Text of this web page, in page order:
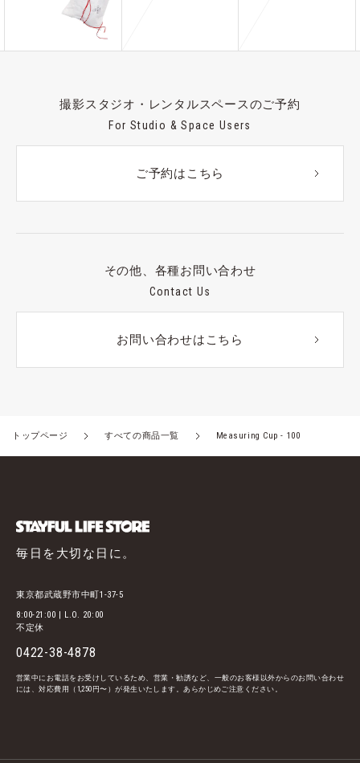
撮影スタジオ・レンタルスペースのご予約
For Studio & Space Users
ご予約はこちら
その他、各種お問い合わせ
Contact Us
お問い合わせはこちら
トップページ すべての商品一覧 Measuring Cup - 100
毎日を大切な日に。
東京都武蔵野市中町1-37-5
8:00-21:00 | L.O. 20:00
不定休
0422-38-4878
営業中にお電話をお受けしているため、営業・勧誘など、一般のお客様以外からのお問い合わせ
には、対応費用（1,250円〜）が発生いたします。あらかじめご注意ください。